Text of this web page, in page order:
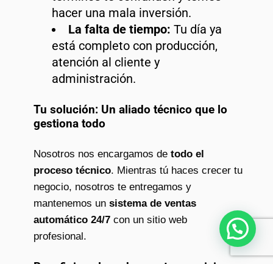
hacer una mala inversión.
La falta de tiempo: Tu día ya
está completo con producción,
atención al cliente y
administración.
Tu solución: Un aliado técnico que lo
gestiona todo
Nosotros nos encargamos de todo el
proceso técnico. Mientras tú haces crecer tu
negocio, nosotros te entregamos y
mantenemos un sistema de ventas
automático 24/7 con un sitio web
profesional.